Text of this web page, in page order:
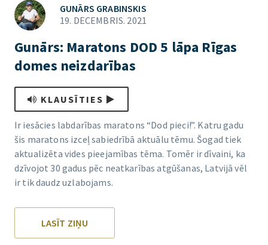
GUNĀRS GRABINSKIS
19. DECEMBRIS. 2021
Gunārs: Maratons DOD 5 lāpa Rīgas
domes neizdarības
KLAUSĪTIES
Ir iesācies labdarības maratons “Dod pieci!”. Katru gadu
šis maratons izceļ sabiedrībā aktuālu tēmu. Šogad tiek
aktualizēta vides pieejamības tēma. Tomēr ir dīvaini, ka
dzīvojot 30 gadus pēc neatkarības atgūšanas, Latvijā vēl
ir tik daudz uzlabojams.
LASĪT ZIŅU